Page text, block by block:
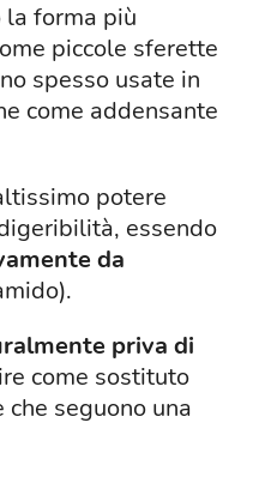
la forma più
piccole sferette
spesso usate in
come addensante
potere
essendo
da
priva di
come sostituto
seguono una